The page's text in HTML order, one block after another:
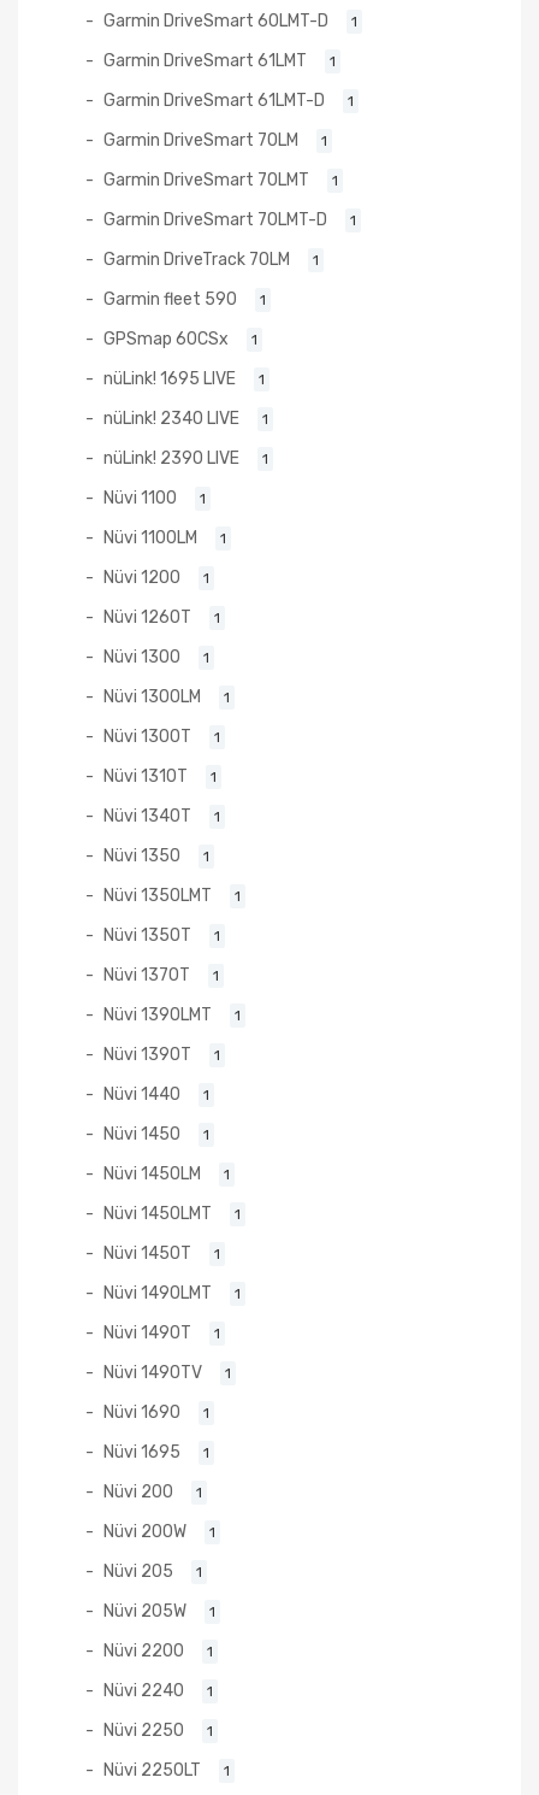
Garmin DriveSmart 60LMT-D 1
Garmin DriveSmart 61LMT 1
Garmin DriveSmart 61LMT-D 1
Garmin DriveSmart 70LM 1
Garmin DriveSmart 70LMT 1
Garmin DriveSmart 70LMT-D 1
Garmin DriveTrack 70LM 1
Garmin fleet 590 1
GPSmap 60CSx 1
nüLink! 1695 LIVE 1
nüLink! 2340 LIVE 1
nüLink! 2390 LIVE 1
Nüvi 1100 1
Nüvi 1100LM 1
Nüvi 1200 1
Nüvi 1260T 1
Nüvi 1300 1
Nüvi 1300LM 1
Nüvi 1300T 1
Nüvi 1310T 1
Nüvi 1340T 1
Nüvi 1350 1
Nüvi 1350LMT 1
Nüvi 1350T 1
Nüvi 1370T 1
Nüvi 1390LMT 1
Nüvi 1390T 1
Nüvi 1440 1
Nüvi 1450 1
Nüvi 1450LM 1
Nüvi 1450LMT 1
Nüvi 1450T 1
Nüvi 1490LMT 1
Nüvi 1490T 1
Nüvi 1490TV 1
Nüvi 1690 1
Nüvi 1695 1
Nüvi 200 1
Nüvi 200W 1
Nüvi 205 1
Nüvi 205W 1
Nüvi 2200 1
Nüvi 2240 1
Nüvi 2250 1
Nüvi 2250LT 1